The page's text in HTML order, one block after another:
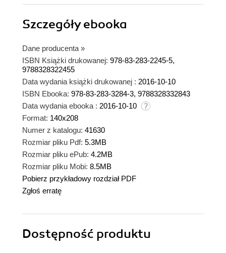
Szczegółyebooka
Dane producenta »
ISBN Książki drukowanej: 978-83-283-2245-5,
9788328322455
Data wydania książki drukowanej : 2016-10-10
ISBN Ebooka: 978-83-283-3284-3, 9788328332843
Data wydania ebooka : 2016-10-10
Format: 140x208
Numer z katalogu: 41630
Rozmiar pliku Pdf: 5.3MB
Rozmiar pliku ePub: 4.2MB
Rozmiar pliku Mobi: 8.5MB
Pobierz przykładowy rozdział PDF
Zgłoś erratę
Dostępność produktu